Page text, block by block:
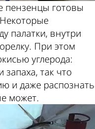
пензенцы готовы
палатки, внутри
При этом
углерода:
так что
и даже распознать
может.